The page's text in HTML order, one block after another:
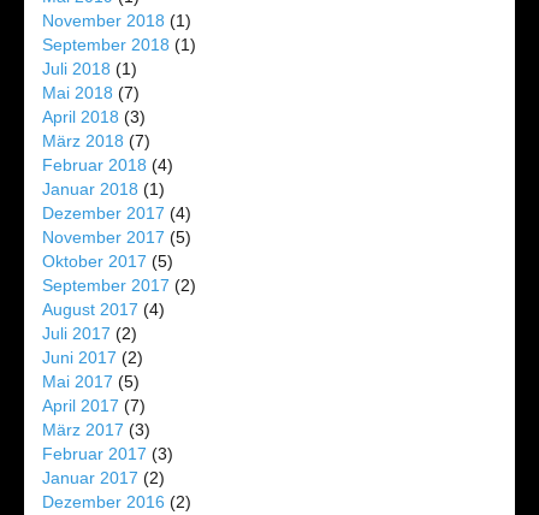
November 2018 (1)
September 2018 (1)
Juli 2018 (1)
Mai 2018 (7)
April 2018 (3)
März 2018 (7)
Februar 2018 (4)
Januar 2018 (1)
Dezember 2017 (4)
November 2017 (5)
Oktober 2017 (5)
September 2017 (2)
August 2017 (4)
Juli 2017 (2)
Juni 2017 (2)
Mai 2017 (5)
April 2017 (7)
März 2017 (3)
Februar 2017 (3)
Januar 2017 (2)
Dezember 2016 (2)